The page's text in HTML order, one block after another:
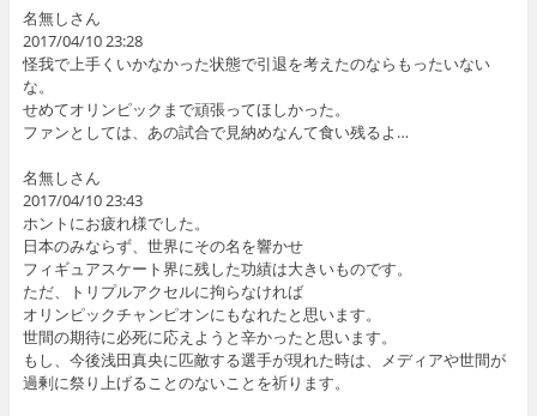
名無しさん
2017/04/10 23:28
怪我で上手くいかなかった状態で引退を考えたのならもったいない
な。
せめてオリンピックまで頑張ってほしかった。
ファンとしては、あの試合で見納めなんて食い残るよ…
名無しさん
2017/04/10 23:43
ホントにお疲れ様でした。
日本のみならず、世界にその名を響かせ
フィギュアスケート界に残した功績は大きいものです。
ただ、トリプルアクセルに拘らなければ
オリンピックチャンピオンにもなれたと思います。
世間の期待に必死に応えようと辛かったと思います。
もし、今後浅田真央に匹敵する選手が現れた時は、メディアや世間が
過剰に祭り上げることのないことを祈ります。